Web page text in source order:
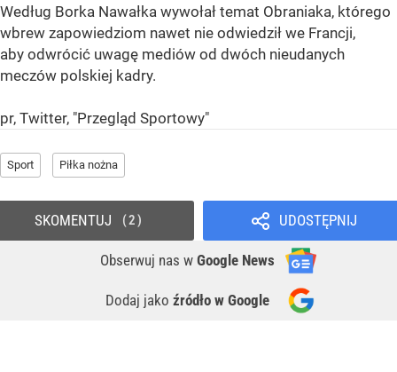
Według Borka Nawałka wywołał temat Obraniaka, którego
wbrew zapowiedziom nawet nie odwiedził we Francji,
aby odwrócić uwagę mediów od dwóch nieudanych
meczów polskiej kadry.
pr, Twitter, "Przegląd Sportowy"
Sport Piłka nożna
UDOSTĘPNIJ
Obserwuj nas w Google News
Dodaj jako źródło w Google
SKOMENTUJ 2